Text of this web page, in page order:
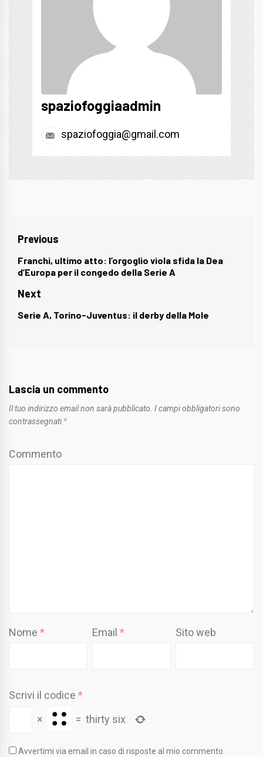
spaziofoggiaadmin
spaziofoggia@gmail.com
Navigazione
articoli
Previous
Previous
post:
Franchi, ultimo atto: l’orgoglio viola sfida la Dea
d’Europa per il congedo della Serie A
Next
Next
Serie A, Torino-Juventus: il derby della Mole
Lascia un commento
Il tuo indirizzo email non sarà pubblicato. I campi obbligatori sono
contrassegnati *
Commento
Nome * Email* Sito web
Scrivi il codice *
×
= thirty six
Avvertimi via email in caso di risposte al mio commento.